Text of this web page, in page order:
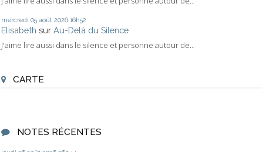
mercredi 05 août 2026 16h52
Elisabeth sur Au-Delà du Silence
J'aime lire aussi dans le silence et personne autour de...
CARTE
NOTES RÉCENTES